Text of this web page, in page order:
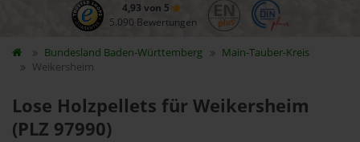
4,93 von 5
5.090 Bewertungen
Bundesland Baden-Württemberg
Main-Tauber-Kreis
Weikersheim
Lose Holzpellets für Weikersheim
(PLZ 97990)